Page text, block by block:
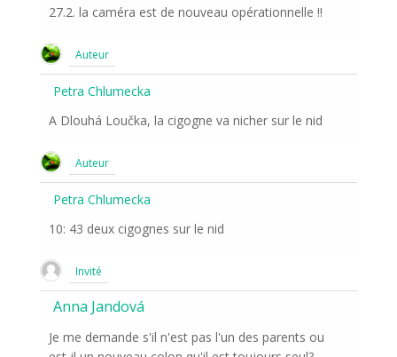
27.2. la caméra est de nouveau opérationnelle !!
Auteur
Petra Chlumecka
A Dlouhá Loučka, la cigogne va nicher sur le nid
Auteur
Petra Chlumecka
10: 43 deux cigognes sur le nid
Invité
Anna Jandová
Je me demande s'il n'est pas l'un des parents ou